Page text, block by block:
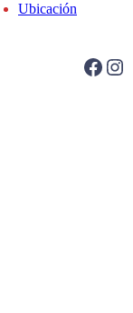
Ubicación
Facebook Instagram